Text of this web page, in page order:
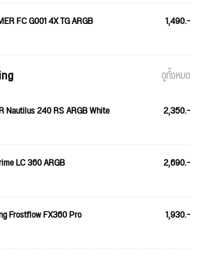
FC G001 4X TG ARGB 1,490.-
ดูทั้งหมด
Nautilus 240 RS ARGB White 2,350.-
LC 360 ARGB 2,690.-
Frostflow FX360 Pro 1,930.-